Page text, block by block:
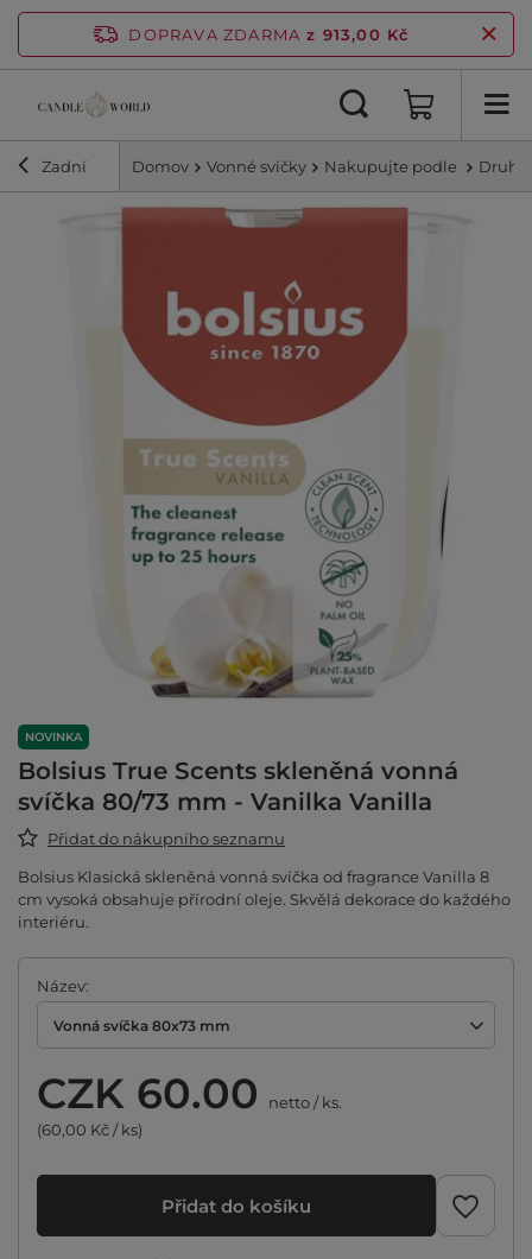
DOPRAVA ZDARMA z 913,00 Kč
Zadní Domov Vonné svíčky Nakupujte podle Druhy
NOVINKA
Bolsius True Scents skleněná vonná
svíčka 80/73 mm - Vanilka Vanilla
Přidat do nákupního seznamu
Bolsius Klasická skleněná vonná svíčka od fragrance Vanilla 8
cm vysoká obsahuje přírodní oleje. Skvělá dekorace do každého
interiéru.
Název
Vonná svíčka 80x73 mm
CZK 60.00 netto/ks.
(60,00 Kč / ks)
Přidat do košíku